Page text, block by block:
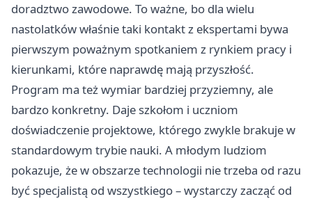
doradztwo zawodowe. To ważne, bo dla wielu
nastolatków właśnie taki kontakt z ekspertami bywa
pierwszym poważnym spotkaniem z rynkiem pracy i
kierunkami, które naprawdę mają przyszłość.
Program ma też wymiar bardziej przyziemny, ale
bardzo konkretny. Daje szkołom i uczniom
doświadczenie projektowe, którego zwykle brakuje w
standardowym trybie nauki. A młodym ludziom
pokazuje, że w obszarze technologii nie trzeba od razu
być specjalistą od wszystkiego – wystarczy zacząć od